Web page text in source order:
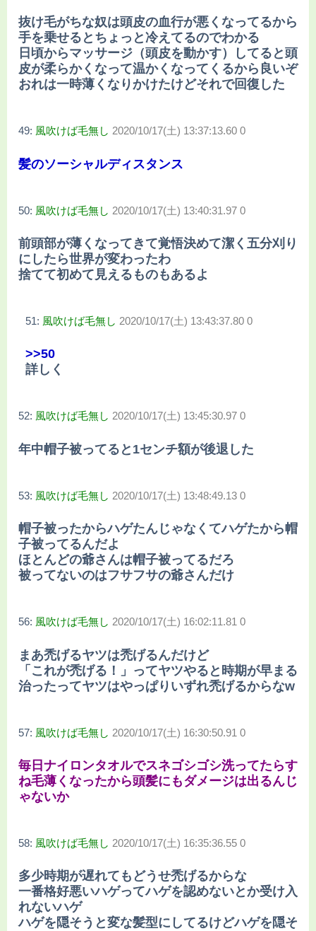
抜け毛がちな奴は頭皮の血行が悪くなってるから
手を乗せるとちょっと冷えてるのでわかる
日頃からマッサージ（頭皮を動かす）してると頭
皮が柔らかくなって温かくなってくるから良いぞ
おれは一時薄くなりかけたけどそれで回復した
49: 風吹けば毛無し 2020/10/17(土) 13:37:13.60 0
髪のソーシャルディスタンス
50: 風吹けば毛無し 2020/10/17(土) 13:40:31.97 0
前頭部が薄くなってきて覚悟決めて潔く五分刈り
にしたら世界が変わったわ
捨てて初めて見えるものもあるよ
51: 風吹けば毛無し 2020/10/17(土) 13:43:37.80 0
>>50
詳しく
52: 風吹けば毛無し 2020/10/17(土) 13:45:30.97 0
年中帽子被ってると1センチ額が後退した
53: 風吹けば毛無し 2020/10/17(土) 13:48:49.13 0
帽子被ったからハゲたんじゃなくてハゲたから帽
子被ってるんだよ
ほとんどの爺さんは帽子被ってるだろ
被ってないのはフサフサの爺さんだけ
56: 風吹けば毛無し 2020/10/17(土) 16:02:11.81 0
まあ禿げるヤツは禿げるんだけど
「これが禿げる！」ってヤツやると時期が早まる
治ったってヤツはやっぱりいずれ禿げるからなw
57: 風吹けば毛無し 2020/10/17(土) 16:30:50.91 0
毎日ナイロンタオルでスネゴシゴシ洗ってたらす
ね毛薄くなったから頭髪にもダメージは出るんじ
ゃないか
58: 風吹けば毛無し 2020/10/17(土) 16:35:36.55 0
多少時期が遅れてもどうせ禿げるからな
一番格好悪いハゲってハゲを認めないとか受け入
れないハゲ
ハゲを隠そうと変な髪型にしてるけどハゲを隠そ